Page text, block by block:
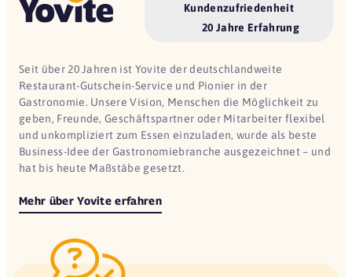
Kundenzufriedenheit
20 Jahre Erfahrung
Seit über 20 Jahren ist Yovite der deutschlandweite
Restaurant-Gutschein-Service und Pionier in der
Gastronomie. Unsere Vision, Menschen die Möglichkeit zu
geben, Freunde, Geschäftspartner oder Mitarbeiter flexibel
und unkompliziert zum Essen einzuladen, wurde als beste
Business-Idee der Gastronomiebranche ausgezeichnet – und
hat bis heute Maßstäbe gesetzt.
Mehr über Yovite erfahren